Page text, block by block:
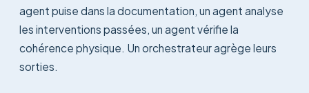
agent puise dans la documentation, un agent analyse
les interventions passées, un agent vérifie la
cohérence physique. Un orchestrateur agrège leurs
sorties.